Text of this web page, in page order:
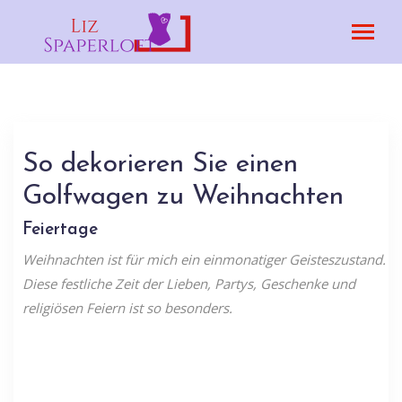
So dekorieren Sie einen
Golfwagen zu Weihnachten
Feiertage
Weihnachten ist für mich ein einmonatiger Geisteszustand.
Diese festliche Zeit der Lieben, Partys, Geschenke und
religiösen Feiern ist so besonders.